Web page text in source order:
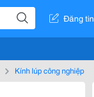
Đăng tin
Kính lúp công nghiệp